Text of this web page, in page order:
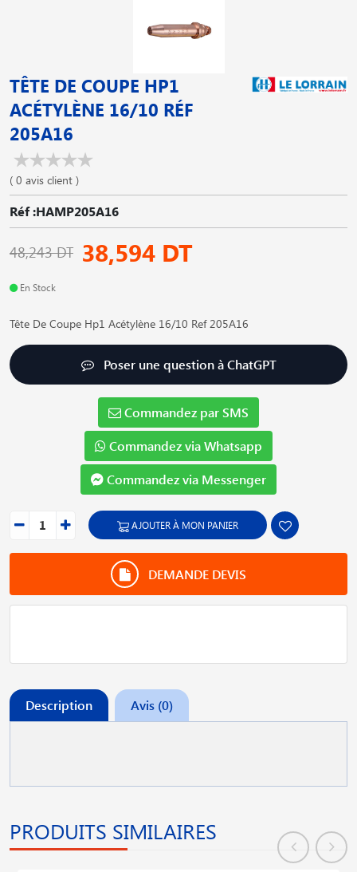
TÊTE DE COUPE HP1
ACÉTYLÈNE 16/10 RÉF
205A16
( 0 avis client )
Réf :HAMP205A16
48,243 DT 38,594 DT
En Stock
Tête De Coupe Hp1 Acétylène 16/10 Ref 205A16
Poser une question à ChatGPT
Commandez par SMS
Commandez via Whatsapp
Commandez via Messenger
AJOUTER À MON PANIER
DEMANDE DEVIS
Description Avis (0)
PRODUITS SIMILAIRES